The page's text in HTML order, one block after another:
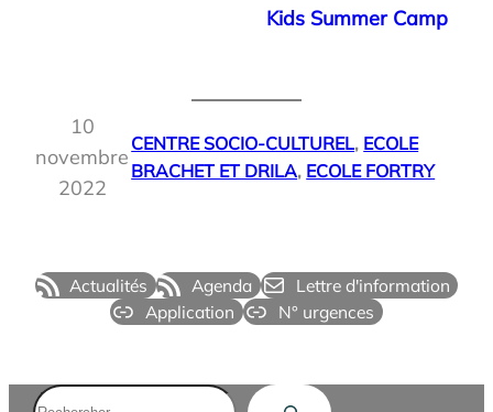
Kids Summer Camp
10
novembre
2022
CENTRE SOCIO-CULTUREL, ECOLE
BRACHET ET DRILA, ECOLE FORTRY
Actualités Agenda
Lettre d'information
Application
N° urgences
Rechercher